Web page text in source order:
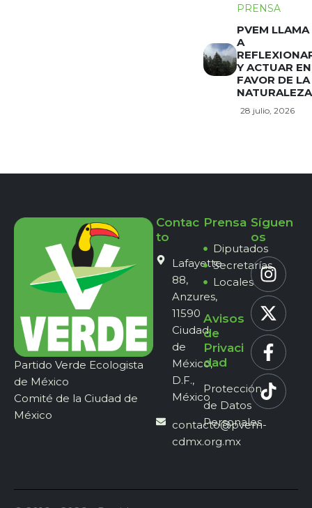
PRENSA
PVEM LLAMA
A
Y ACTUAR EN
FAVOR DE LA
NATURALEZA
28 julio, 2026
Partido Verde Ecologista
de México
Comité de la Ciudad de
México
Contac
to
Lafayette
88,
Anzures,
11590
Ciudad
de
México,
D.F.,
México
contacto@pvem-
cdmx.org.mx
Prensa
Diputados
Secretarías
Locales
Avisos
de
Privaci
dad
Protección
de Datos
Personales
Síguen
os